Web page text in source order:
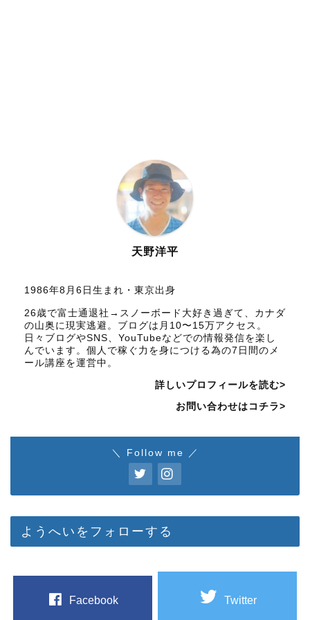
天野洋平
1986年8月6日生まれ・東京出身
26歳で富士通退社→スノーボード大好き過ぎて、カナダ
の山奥に現実逃避。ブログは月10〜15万アクセス。
日々ブログやSNS、YouTubeなどでの情報発信を楽し
んでいます。個人で稼ぐ力を身につける為の7日間のメ
ール講座を運営中。
詳しいプロフィールを読む>
お問い合わせはコチラ>
＼ Follow me ／
ようへいをフォローする
Facebook Twitter